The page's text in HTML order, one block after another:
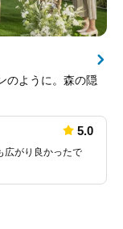
のように。森の隠
5.0
広がり良かったで